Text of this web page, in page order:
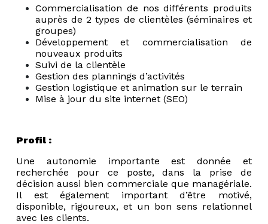
Commercialisation de nos différents produits
auprès de 2 types de clientèles (séminaires et
groupes)
Développement et commercialisation de
nouveaux produits
Suivi de la clientèle
Gestion des plannings d’activités
Gestion logistique et animation sur le terrain
Mise à jour du site internet (SEO)
Profil :
Une autonomie importante est donnée et
recherchée pour ce poste, dans la prise de
décision aussi bien commerciale que managériale.
Il est également important d’être motivé,
disponible, rigoureux, et un bon sens relationnel
avec les clients.